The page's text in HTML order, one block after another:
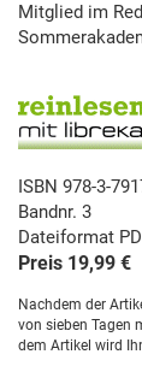
Mitglied im
ISBN 978-3-
Bandnr. 3
Dateiformat
Preis 19,99 €
Nachdem der
von sieben Tagen
dem Artikel wird